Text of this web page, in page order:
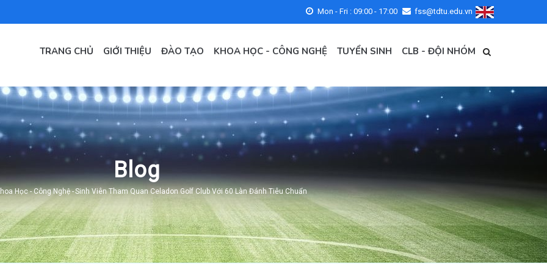
Mon - Fri : 09:00 - 17:00 fss@tdtu.edu.vn
NAVIGATION
TRANG CHỦ GIỚI THIỆU ĐÀO TẠO KHOA HỌC - CÔNG NGHỆ TUYỂN SINH CLB - ĐỘI NHÓM
Blog
Học - Công Nghệ -Sinh Viên Tham Quan Celadon Golf Club Với 60 Làn Đánh Tiêu Chuẩn